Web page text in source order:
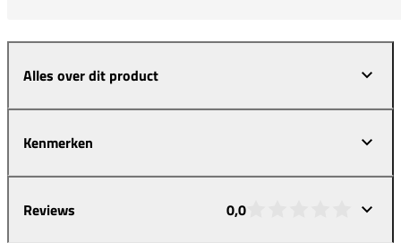
Alles over dit product
Kenmerken
Reviews 0,0